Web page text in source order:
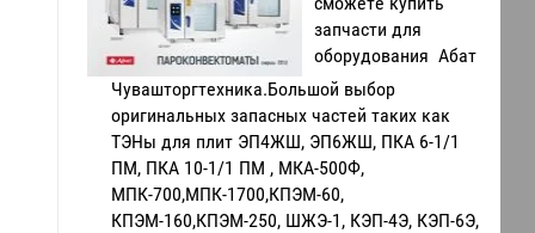
запчасти для
оборудования Абат
Чувашторгтехника.Большой выбор
оригинальных запасных частей таких как
ТЭНы для плит ЭП4ЖШ, ЭП6ЖШ, ПКА 6-1/1
ПМ, ПКА 10-1/1 ПМ , МКА-500Ф,
МПК-700,МПК-1700,КПЭМ-60,
КПЭМ-160,КПЭМ-250, ШЖЭ-1, КЭП-4Э, КЭП-6Э,